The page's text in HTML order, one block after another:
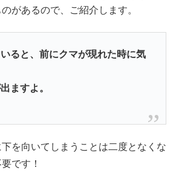
があるので、ご紹介します。
ると、前にクマが現れた時に気
ますよ。
を向いてしまうことは二度となくな
です！